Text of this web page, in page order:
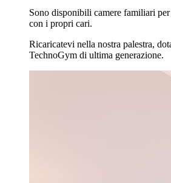
Sono disponibili camere familiari
con i propri cari.
Ricaricatevi nella nostra palestra,
TechnoGym di ultima generazione.